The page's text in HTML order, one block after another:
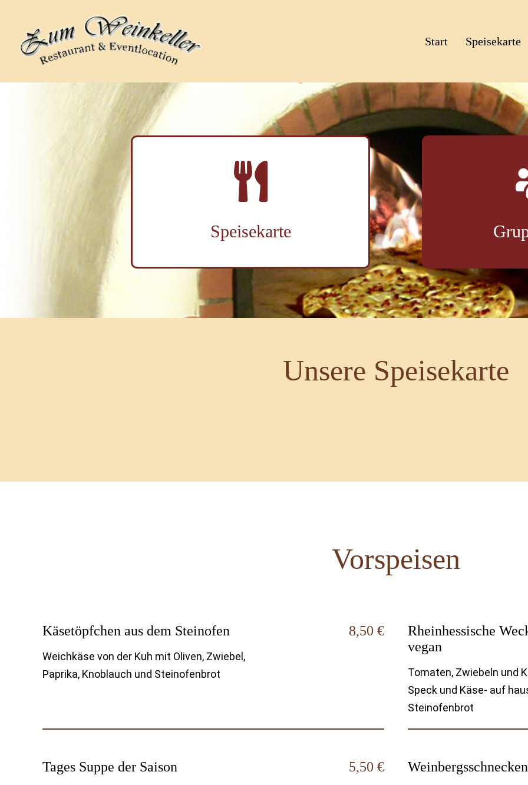
Start Speisekarte
Speisekarte
Unsere Speisekarte
Vorspeisen
Käsetöpfchen aus dem Steinofen
Weichkäse von der Kuh mit Oliven, Zwiebel,
Paprika, Knoblauch und Steinofenbrot
8,50 €
Rheinhessische
vegan
Tomaten, Zwiebeln und
Speck und Käse- auf
Steinofenbrot
Tages Suppe der Saison 5,50 € Weinbergsschnecken